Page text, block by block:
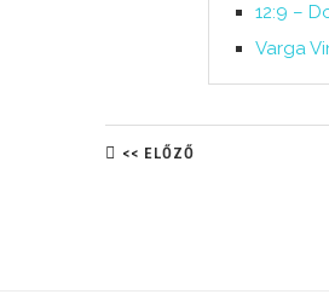
12:9 –
Varga
<< ELŐZŐ